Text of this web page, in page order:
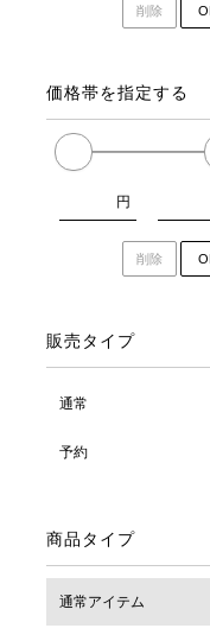
削除
価格帯を指定する
円
削除
販売タイプ
通常
予約
商品タイプ
通常アイテム